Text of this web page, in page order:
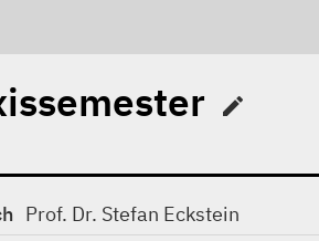
edit
Prof. Dr. Stefan Eckstein